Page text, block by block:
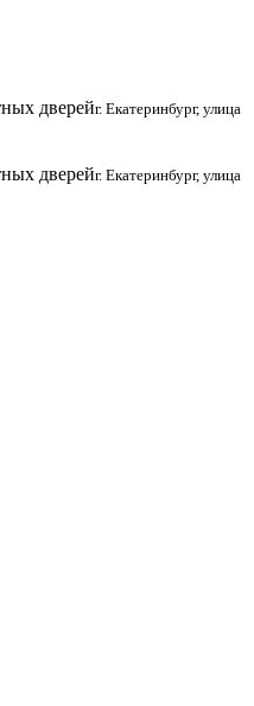
дверейг. Екатеринбург, улица
дверейг. Екатеринбург, улица